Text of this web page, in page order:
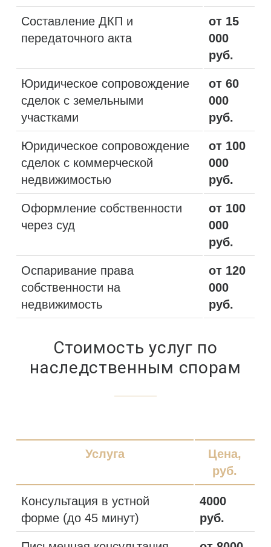
Составление ДКП и
передаточного акта
от 15
000
руб.
Юридическое сопровождение
сделок с земельными
участками
от 60
000
руб.
Юридическое сопровождение
сделок с коммерческой
недвижимостью
от 100
000
руб.
Оформление собственности
через суд
от 100
000
руб.
Оспаривание права
собственности на
недвижимость
от 120
000
руб.
Стоимость услуг по
наследственным спорам
Услуга
Цена,
руб.
Консультация в устной
форме (до 45 минут)
4000
руб.